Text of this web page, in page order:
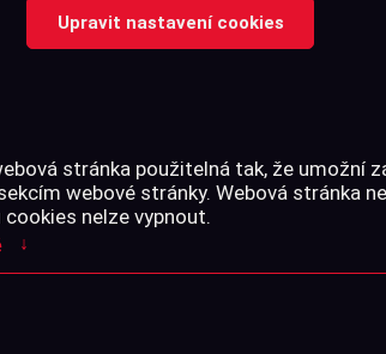
Upravit nastavení cookies
stránka použitelná tak, že umožní
webové stránky. Webová stránka
nelze vypnout.
↓
Cena s DPH